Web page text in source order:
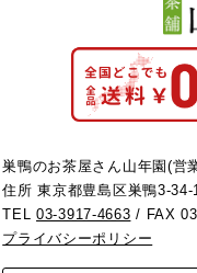
巣鴨のお茶屋さん山年園(
住所 東京都豊島区巣鴨3-
TEL03-3917-4663 / FAX
プライバシーポリシー